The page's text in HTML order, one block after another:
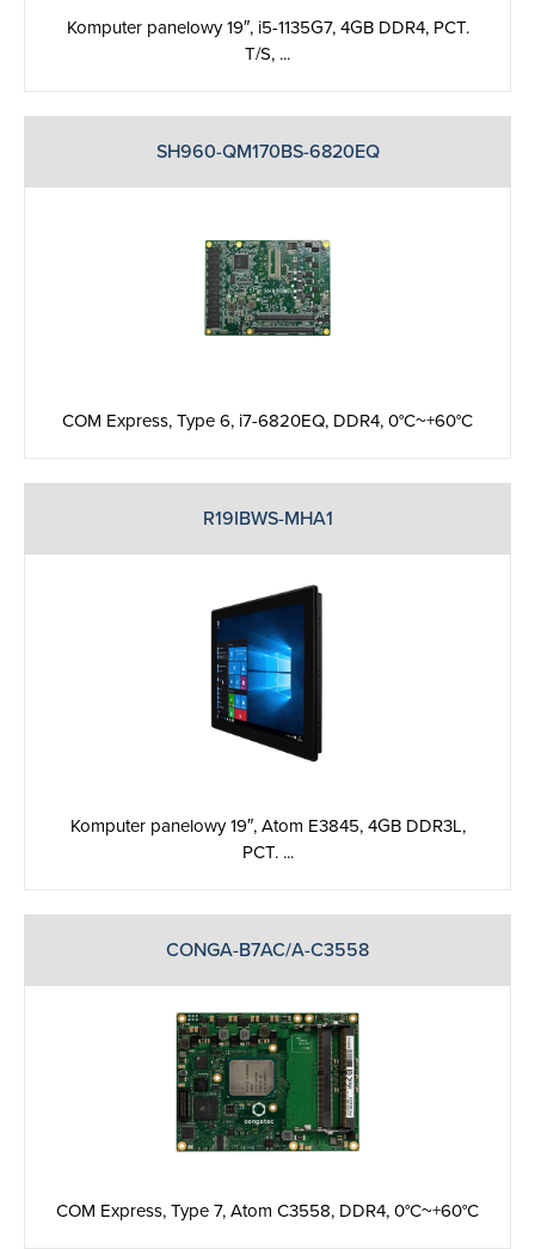
Komputer panelowy 19″, i5­-1135G7, 4GB DDR4, PCT.
T/S, ...
SH960-QM170BS-6820EQ
COM Express, Type 6, i7-6820EQ, DDR4, 0°C~+60°C
R19IBWS-MHA1
Komputer panelowy 19″, Atom E3845, 4GB DDR3L,
PCT. ...
CONGA-B7AC/A-C3558
COM Express, Type 7, Atom C3558, DDR4, 0°C~+60°C